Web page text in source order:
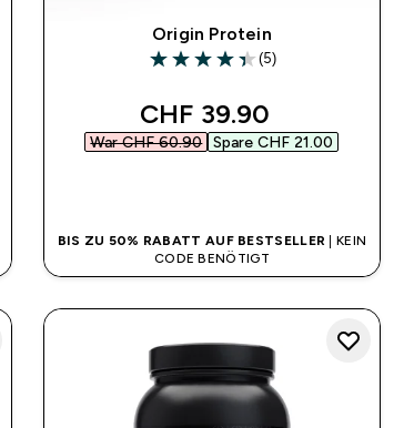
Origin Protein
4.4 out of 5 stars
(5)
discounted price
CHF 39.90‎
War CHF 60.90‎ Spare CHF 21.00‎
BIS ZU 50% RABATT AUF BESTSELLER | KEIN
CODE BENÖTIGT